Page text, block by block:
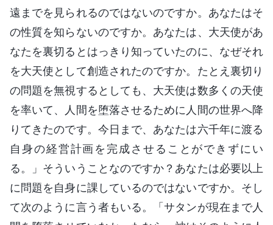
遠までを見られるのではないのですか。あなたはそ
の性質を知らないのですか。あなたは、大天使があ
なたを裏切るとはっきり知っていたのに、なぜそれ
を大天使として創造されたのですか。たとえ裏切り
の問題を無視するとしても、大天使は数多くの天使
を率いて、人間を堕落させるために人間の世界へ降
りてきたのです。今日まで、あなたは六千年に渡る
自身の経営計画を完成させることができずにい
る。」そういうことなのですか？あなたは必要以上
に問題を自身に課しているのではないですか。そし
て次のように言う者もいる。「サタンが現在まで人